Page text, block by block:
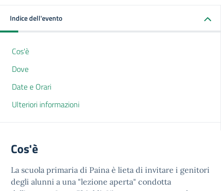
Indice dell'evento
Cos'è
Dove
Date e Orari
Ulteriori informazioni
Cos'è
La scuola primaria di Paina è lieta di invitare i genitori
degli alunni a una "lezione aperta" condotta